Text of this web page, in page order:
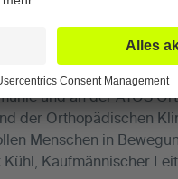
wurden in Braunfels
St. Anna sind
und an der ATOS
der Orthopädischen
Menschen in
Kaufmännischer